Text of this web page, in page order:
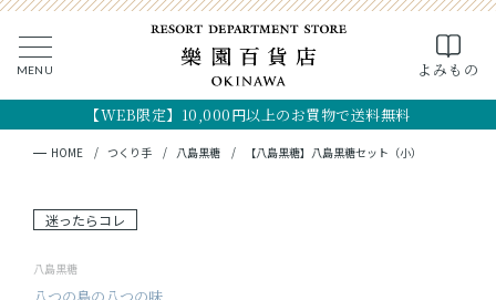
MENU よみもの
【WEB限定】10,000円以上のお買物で送料無料
CLOSE
検索
キーワード検索
MY PAGE CART
全ての商品
HOME つくり手 八島黒糖 【八島黒糖】八島黒糖セット（小）
迷ったらコレ
八島黒糖